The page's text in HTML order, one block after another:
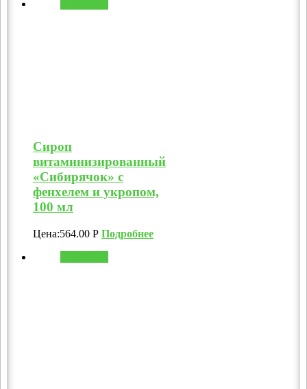
Сироп
витаминизированный
«Сибирячок» с
фенхелем и укропом,
100 мл
Цена:564.00 Р Подробнее